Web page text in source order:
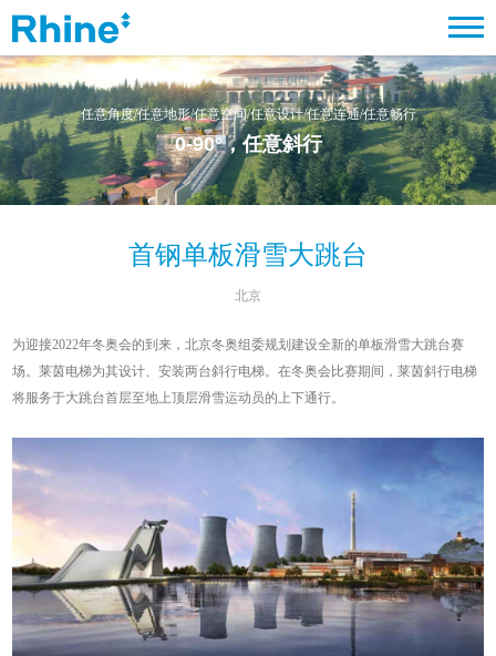
任意角度/任意地形/任意空间/任意设计/任意连通/任意畅行
0-90°，任意斜行
首钢单板滑雪大跳台
北京
为迎接2022年冬奥会的到来，北京冬奥组委规划建设全新的单板滑雪大跳台赛
场。莱茵电梯为其设计、安装两台斜行电梯。在冬奥会比赛期间，莱茵斜行电梯
将服务于大跳台首层至地上顶层滑雪运动员的上下通行。